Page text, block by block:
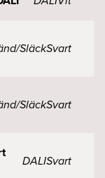
SläckSvart
SläckSvart
DALISvart